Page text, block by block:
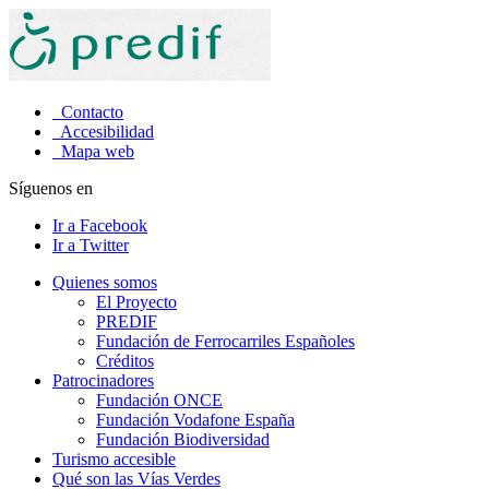
Contacto
Accesibilidad
Mapa web
Síguenos en
Ir a Facebook
Ir a Twitter
Quienes somos
El Proyecto
PREDIF
Fundación de Ferrocarriles Españoles
Créditos
Patrocinadores
Fundación ONCE
Fundación Vodafone España
Fundación Biodiversidad
Turismo accesible
Qué son las Vías Verdes